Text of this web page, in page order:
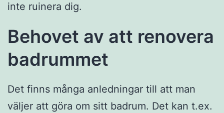
inte ruinera dig.
Behovet av att renovera
badrummet
Det finns många anledningar till att man
väljer att göra om sitt badrum. Det kan t.ex.